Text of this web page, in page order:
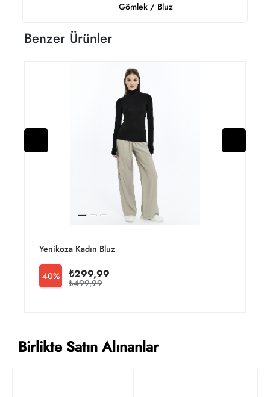
Gömlek / Bluz
Benzer Ürünler
Yenikoza Kadın Bluz
40% ₺299,99
₺499,99
Birlikte Satın Alınanlar